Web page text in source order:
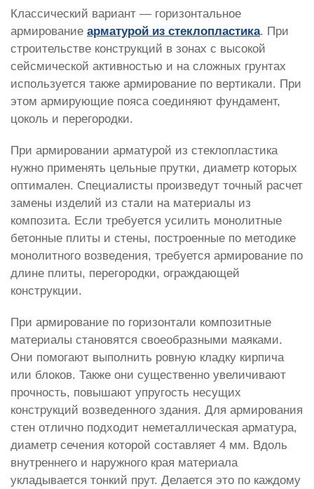
Классический вариант — горизонтальное
армирование арматурой из стеклопластика. При
строительстве конструкций в зонах с высокой
сейсмической активностью и на сложных грунтах
используется также армирование по вертикали. При
этом армирующие пояса соединяют фундамент,
цоколь и перегородки.
При армировании арматурой из стеклопластика
нужно применять цельные прутки, диаметр которых
оптимален. Специалисты произведут точный расчет
замены изделий из стали на материалы из
композита. Если требуется усилить монолитные
бетонные плиты и стены, построенные по методике
монолитного возведения, требуется армирование по
длине плиты, перегородки, ограждающей
конструкции.
При армирование по горизонтали композитные
материалы становятся своеобразными маяками.
Они помогают выполнить ровную кладку кирпича
или блоков. Также они существенно увеличивают
прочность, повышают упругость несущих
конструкций возведенного здания. Для армирования
стен отлично подходит неметаллическая арматура,
диаметр сечения которой составляет 4 мм. Вдоль
внутреннего и наружного края материала
укладывается тонкий прут. Делается это по каждому